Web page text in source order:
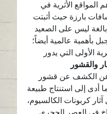
أهم المواقع الأثرية في
بارزة حيث أثبتت
ليس على الصعيد
عالمية أيضاً؛
الأولى التي يدور
والقشور
الكشف عن قشور
إلى استنتاج طبيعة
كربونات الكالسيوم،